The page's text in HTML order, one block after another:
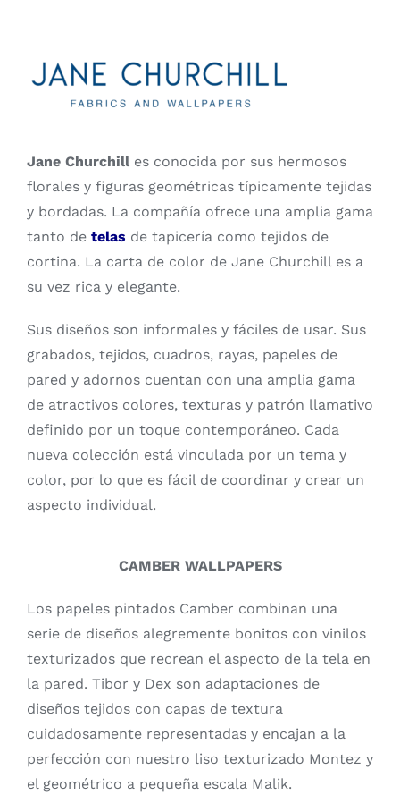
Jane Churchilles conocida por sus hermosos
florales y figuras geométricas típicamente tejidas
y bordadas. La compañía ofrece una amplia gama
tanto de telas de tapicería como tejidos de
cortina. La carta de color de Jane Churchill es a
su vez rica y elegante.
Sus diseños son informales y fáciles de usar. Sus
grabados, tejidos, cuadros, rayas, papeles de
pared y adornos cuentan con una amplia gama
de atractivos colores, texturas y patrón llamativo
definido por un toque contemporáneo. Cada
nueva colección está vinculada por un tema y
color, por lo que es fácil de coordinar y crear un
aspecto individual.
CAMBER WALLPAPERS
Los papeles pintados Camber combinan una
serie de diseños alegremente bonitos con vinilos
texturizados que recrean el aspecto de la tela en
la pared. Tibor y Dex son adaptaciones de
diseños tejidos con capas de textura
cuidadosamente representadas y encajan a la
perfección con nuestro liso texturizado Montez y
el geométrico a pequeña escala Malik.